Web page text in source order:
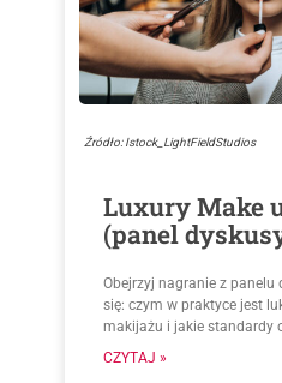
Źródło: Istock_LightFieldStudios
Luxury Make
(panel
Obejrzyj nagranie z panelu
się: czym w praktyce jest
makijażu i jakie standardy
CZYTAJ »